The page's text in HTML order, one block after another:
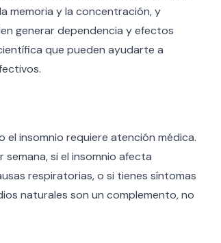
memoria y la concentración, y
generar dependencia y efectos
que pueden ayudarte a
insomnio requiere atención médica.
si el insomnio afecta
respiratorias, o si tienes síntomas
naturales son un complemento, no